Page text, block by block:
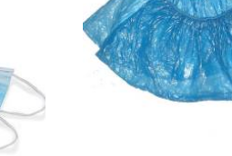
спнабонд обладает
Шапочка оснащена
фиксирующей
плотно прилегает к
обеспечивает